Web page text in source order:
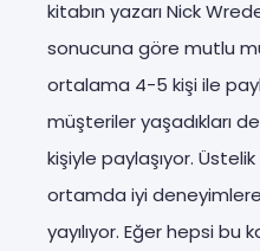
kitabın yazarı Nick
sonucuna göre mutlu
ortalama 4-5 kişi ile
müşteriler yaşadıkları
kişiyle paylaşıyor.
ortamda iyi deneyimlere
yayılıyor. Eğer hepsi bu